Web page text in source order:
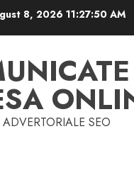
8, 202611:27:51 AM
ADVERTORIALE SEO